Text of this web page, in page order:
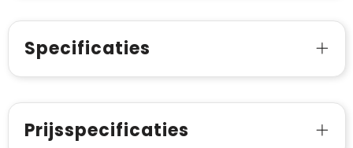
Specificaties
Prijsspecificaties